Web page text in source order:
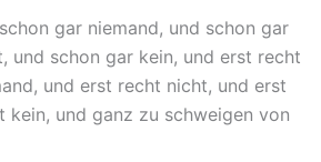
gar niemand, und schon gar
und schon gar kein, und erst recht
und erst recht nicht, und erst
kein, und ganz zu schweigen von